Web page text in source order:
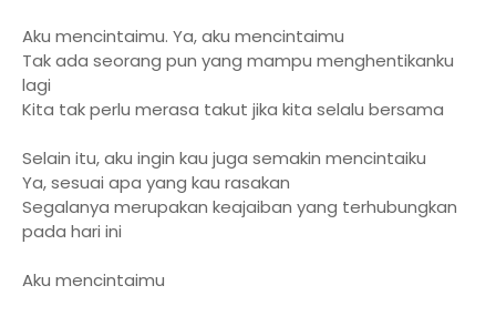
Aku mencintaimu. Ya, aku mencintaimu
Tak ada seorang pun yang mampu menghentikanku
lagi
Kita tak perlu merasa takut jika kita selalu bersama
Selain itu, aku ingin kau juga semakin mencintaiku
Ya, sesuai apa yang kau rasakan
Segalanya merupakan keajaiban yang terhubungkan
pada hari ini
Aku mencintaimu